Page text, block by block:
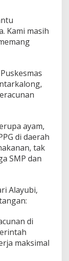
Kami masih
ayam,
di daerah
tak
SMP dan
Alayubi,
di
maksimal